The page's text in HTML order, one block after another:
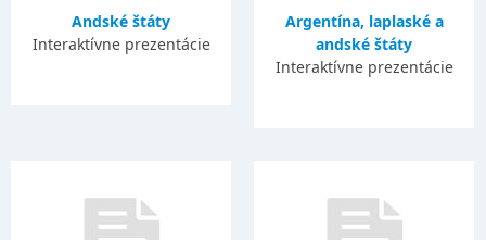
Andské štáty
Interaktívne prezentácie
Argentína, laplaské a
andské štáty
Interaktívne prezentácie